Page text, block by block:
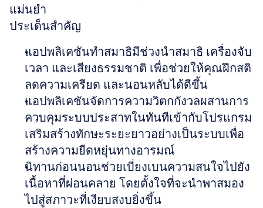
แม่นยำ
ประเด็นสำคัญ
แอปพลิเคชันทำสมาธิมีช่วงนำสมาธิ เครื่องจับ
เวลา และเสียงธรรมชาติ เพื่อช่วยให้คุณฝึกสติ
ลดความเครียด และนอนหลับได้ดีขึ้น
แอปพลิเคชันจัดการความวิตกกังวลผสานการ
ควบคุมระบบประสาทในทันทีเข้ากับโปรแกรม
เสริมสร้างทักษะระยะยาวอย่างเป็นระบบเพื่อ
สร้างความยืดหยุ่นทางอารมณ์
นิทานก่อนนอนช่วยเบี่ยงเบนความสนใจไปยัง
เนื้อหาที่ผ่อนคลาย โดยตั้งใจที่จะนำพาสมอง
ไปสู่สภาวะที่เงียบสงบยิ่งขึ้น